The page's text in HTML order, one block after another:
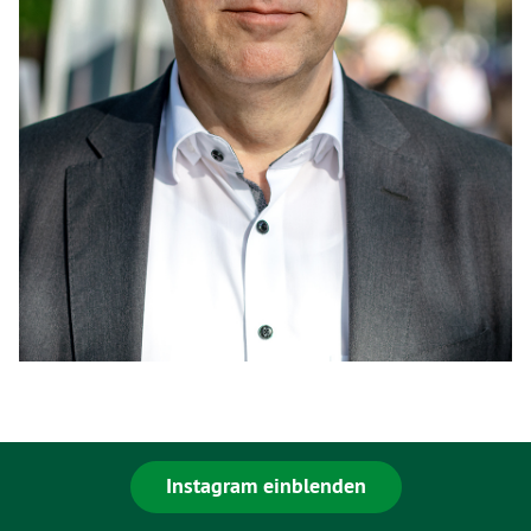
Instagram einblenden